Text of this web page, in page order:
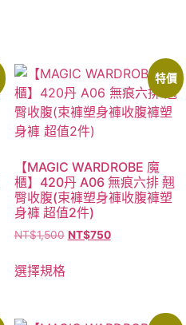
特價
【MAGIC WARDROBE 魔
櫃】420丹 A06 無痕六排 翹
臀收腹(束褲塑身褲收腹褲塑
身褲 超值2件)
NT$1,500 NT$750
選擇規格